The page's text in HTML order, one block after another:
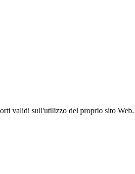
validi sull'utilizzo del proprio sito Web.